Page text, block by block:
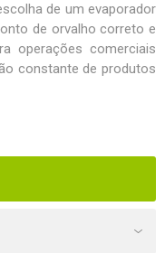
de um evaporador
de orvalho correto e
operações comerciais
constante de produtos